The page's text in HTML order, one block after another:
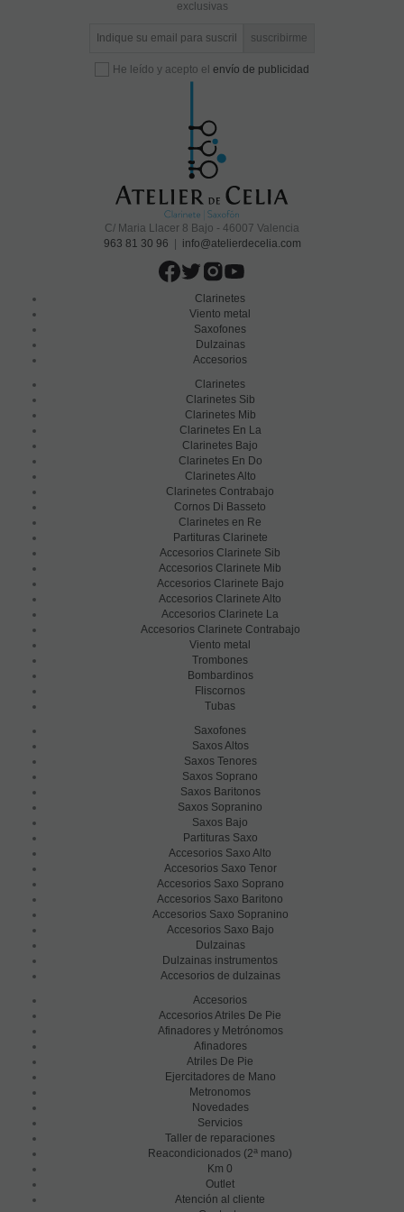
exclusivas
He leído y acepto el envío de publicidad
C/ Maria Llacer 8 Bajo - 46007 Valencia
963 81 30 96
info@atelierdecelia.com
Clarinetes
Viento metal
Saxofones
Dulzainas
Accesorios
Clarinetes
Clarinetes Sib
Clarinetes Mib
Clarinetes En La
Clarinetes Bajo
Clarinetes En Do
Clarinetes Alto
Clarinetes Contrabajo
Cornos Di Basseto
Clarinetes en Re
Partituras Clarinete
Accesorios Clarinete Sib
Accesorios Clarinete Mib
Accesorios Clarinete Bajo
Accesorios Clarinete Alto
Accesorios Clarinete La
Accesorios Clarinete Contrabajo
Viento metal
Trombones
Bombardinos
Fliscornos
Tubas
Saxofones
Saxos Altos
Saxos Tenores
Saxos Soprano
Saxos Baritonos
Saxos Sopranino
Saxos Bajo
Partituras Saxo
Accesorios Saxo Alto
Accesorios Saxo Tenor
Accesorios Saxo Soprano
Accesorios Saxo Baritono
Accesorios Saxo Sopranino
Accesorios Saxo Bajo
Dulzainas
Dulzainas instrumentos
Accesorios de dulzainas
Accesorios
Accesorios Atriles De Pie
Afinadores y Metrónomos
Afinadores
Atriles De Pie
Ejercitadores de Mano
Metronomos
Novedades
Servicios
Taller de reparaciones
Reacondicionados (2a mano)
Km 0
Outlet
Atención al cliente